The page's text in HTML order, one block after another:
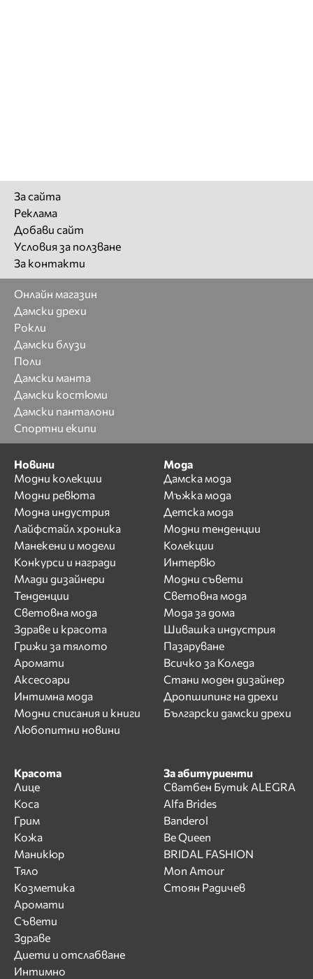
За сайта
Реклама
Добави сайт
Условия за ползване
За контакти
Онлайн магазин
Дамски дрехи
Рокли
Дамски блузи
Поли
Дамски манта
Дамски костюми
Дамски панталони
Спортни екипи
Новини
Модни колекции
Модни ревюта
Модна индустрия
Лайфстайл хроника
Манекени и модели
Конкурси и награди
Млади дизайнери
Тенденции
Световна мода
Здраве и красота
Грижи за тялото
Аромати
Аксесоари
Интимна мода
Модни списания и книги
Любопитни новини
Мода
Дамска мода
Мъжка мода
Детска мода
Модни тенденции
Колекции
Интервю
Модни съвети
Световна мода
Мода за дома
Шивашка индустрия
Пазаруване
Всичко за Коледа
Стани моден дизайнер
Дропшипинг на дрехи
Български дамски дрехи
Красота
Лице
Коса
Грим
Кожа
Маникюр
Тяло
Козметика
Аромати
Съвети
Здраве
Диети и отслабване
Интимно
За абитуриенти
Сватбен Бутик ALEGRA
Alfa Brides
Banderol
Be Queen
BRIDAL FASHION
Mon Amour
Стоян Радичев